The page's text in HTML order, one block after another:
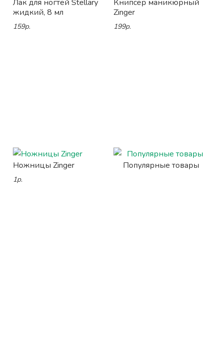
Лак для ногтей Stellary
жидкий, 8 мл
159р.
Книпсер маникюрный
Zinger
199р.
Ножницы Zinger
1р.
Популярные товары